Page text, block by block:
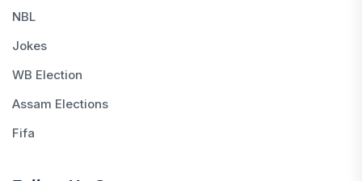
NBL
Jokes
WB Election
Assam Elections
Fifa